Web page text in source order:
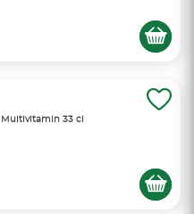
Multivitamin 33 cl